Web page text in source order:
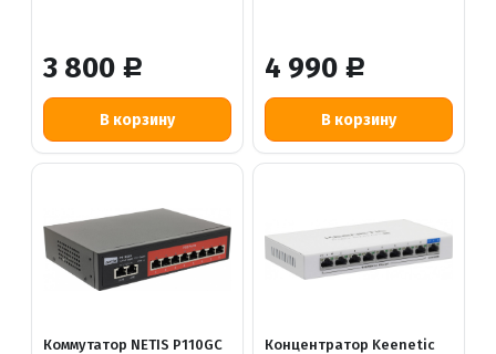
3 800 Р 4 990 Р
Коммутатор NETIS P110GC
Концентратор Keenetic